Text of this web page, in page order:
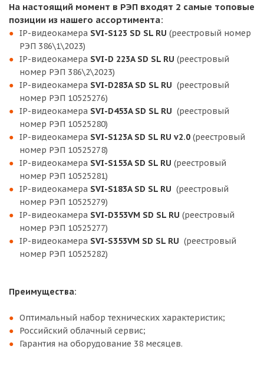
На настоящий момент в РЭП входят 2 самые топовые
позиции из нашего ассортимента:
IP-видеокамера SVI-S123 SD SL RU (реестровый номер
РЭП 386\1\2023)
IP-видеокамера SVI-D 223A SD SL RU (реестровый
номер РЭП 386\2\2023)
IP-видеокамера SVI-D283A SD SL RU (реестровый
номер РЭП 10525276)
IP-видеокамера SVI-D453A SD SL RU (реестровый
номер РЭП 10525280)
IP-видеокамера SVI-S123A SD SL RU v2.0 (реестровый
номер РЭП 10525278)
IP-видеокамера SVI-S153A SD SL RU (реестровый
номер РЭП 10525281)
IP-видеокамера SVI-S183A SD SL RU (реестровый
номер РЭП 10525279)
IP-видеокамера SVI-D353VM SD SL RU (реестровый
номер РЭП 10525277)
IP-видеокамера SVI-S353VM SD SL RU (реестровый
номер РЭП 10525282)
Преимущества:
Оптимальный набор технических характеристик;
Российский облачный сервис;
Гарантия на оборудование 38 месяцев.